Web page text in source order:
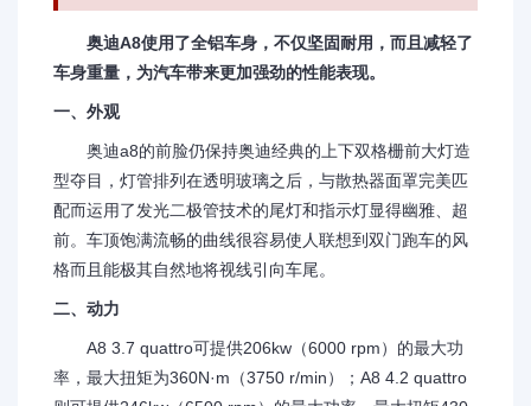
奥迪A8使用了全铝车身，不仅坚固耐用，而且减轻了
车身重量，为汽车带来更加强劲的性能表现。
一、外观
奥迪a8的前脸仍保持奥迪经典的上下双格栅前大灯造
型夺目，灯管排列在透明玻璃之后，与散热器面罩完美匹
配而运用了发光二极管技术的尾灯和指示灯显得幽雅、超
前。车顶饱满流畅的曲线很容易使人联想到双门跑车的风
格而且能极其自然地将视线引向车尾。
二、动力
A8 3.7 quattro可提供206kw（6000 rpm）的最大功
率，最大扭矩为360N·m（3750 r/min）；A8 4.2 quattro